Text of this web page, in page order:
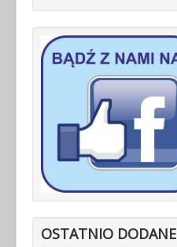
OSTATNIO DODANE